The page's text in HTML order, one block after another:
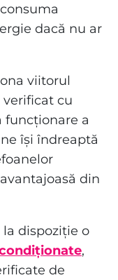
dacă nu ar
viitorul
verificat cu
funcționare a
își îndreaptă
din
dispoziție o
,
de